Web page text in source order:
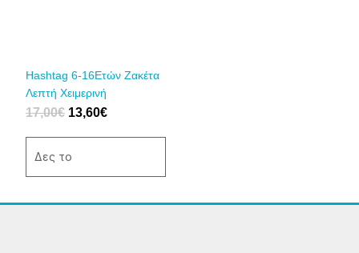
Hashtag 6-16Ετών Ζακέτα
Λεπτή Χειμερινή
17,00€ 13,60€
Δες το
να
επιλεγούν
στη
σελίδα
του
προϊόντος